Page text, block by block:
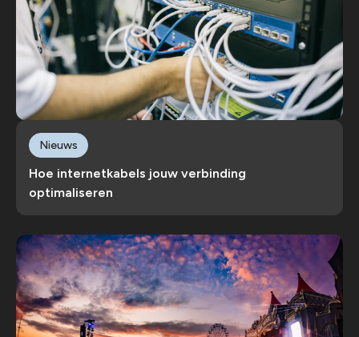
Hoe internetkabels jouw verbinding
optimaliseren
Nieuws